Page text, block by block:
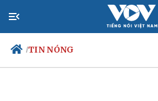
/TIN NÓNG